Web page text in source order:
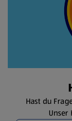
Hast du
Unser